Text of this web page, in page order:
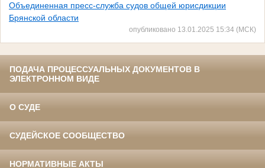
Объединенная пресс-служба судов общей юрисдикции
Брянской области
опубликовано 13.01.2025 15:34 (МСК)
ПОДАЧА ПРОЦЕССУАЛЬНЫХ ДОКУМЕНТОВ В
ЭЛЕКТРОННОМ ВИДЕ
О СУДЕ
СУДЕЙСКОЕ СООБЩЕСТВО
НОРМАТИВНЫЕ АКТЫ